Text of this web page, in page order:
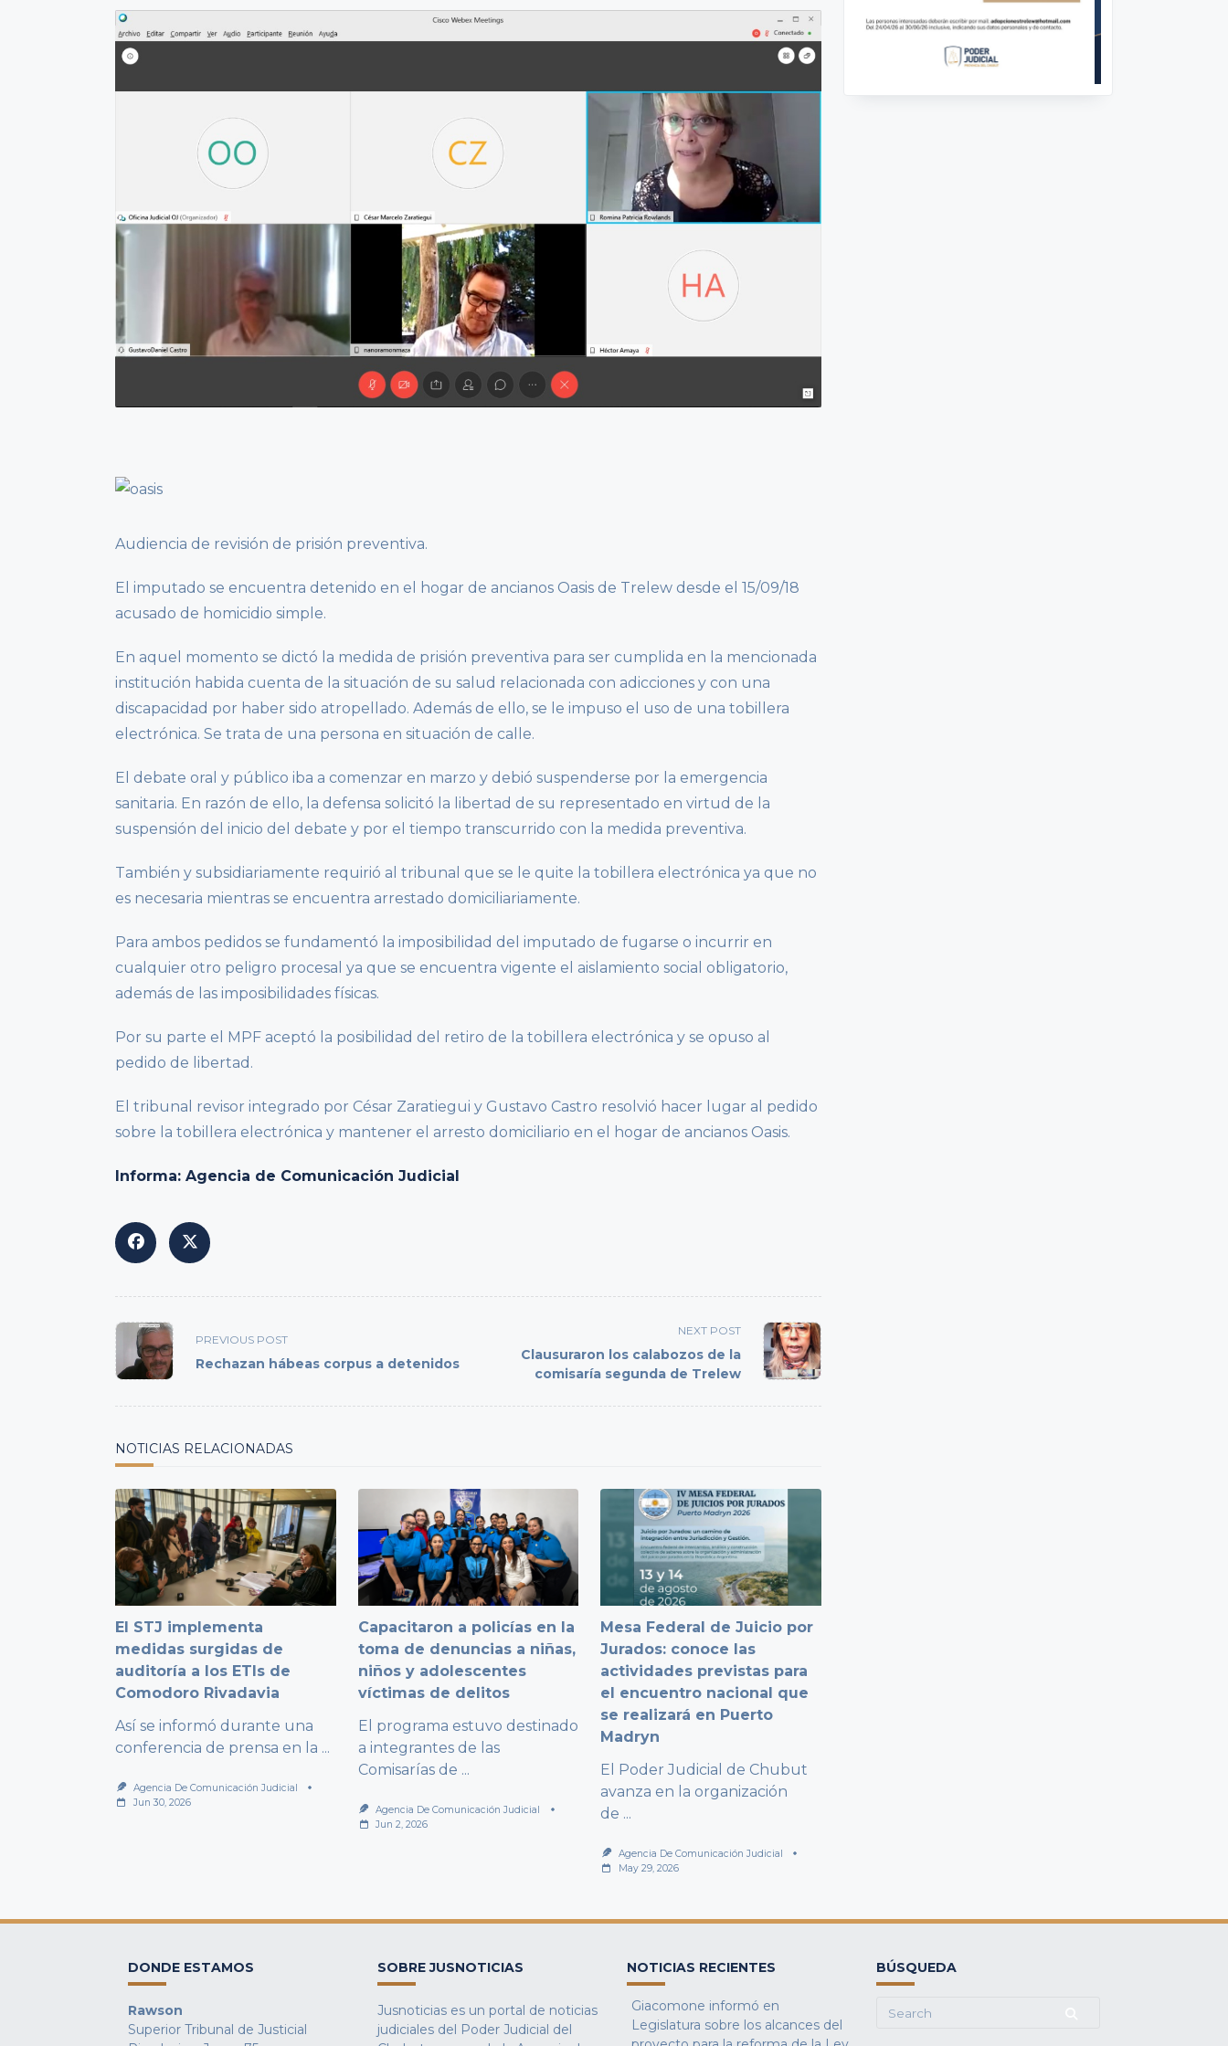
Audiencia de revisión de prisión preventiva.
El imputado se encuentra detenido en el hogar de ancianos Oasis de Trelew desde el 15/09/18
acusado de homicidio simple.
En aquel momento se dictó la medida de prisión preventiva para ser cumplida en la mencionada
institución habida cuenta de la situación de su salud relacionada con adicciones y con una
discapacidad por haber sido atropellado. Además de ello, se le impuso el uso de una tobillera
electrónica. Se trata de una persona en situación de calle.
El debate oral y público iba a comenzar en marzo y debió suspenderse por la emergencia
sanitaria. En razón de ello, la defensa solicitó la libertad de su representado en virtud de la
suspensión del inicio del debate y por el tiempo transcurrido con la medida preventiva.
También y subsidiariamente requirió al tribunal que se le quite la tobillera electrónica ya que no
es necesaria mientras se encuentra arrestado domiciliariamente.
Para ambos pedidos se fundamentó la imposibilidad del imputado de fugarse o incurrir en
cualquier otro peligro procesal ya que se encuentra vigente el aislamiento social obligatorio,
además de las imposibilidades físicas.
Por su parte el MPF aceptó la posibilidad del retiro de la tobillera electrónica y se opuso al
pedido de libertad.
El tribunal revisor integrado por César Zaratiegui y Gustavo Castro resolvió hacer lugar al pedido
sobre la tobillera electrónica y mantener el arresto domiciliario en el hogar de ancianos Oasis.
Informa: Agencia de Comunicación Judicial
<span
class="nav-
subtitle
PREVIOUS POST
Rechazan hábeas corpus a detenidos
NEXT POST
Clausuraron los calabozos de la
comisaría segunda de Trelew
NOTICIAS RELACIONADAS
El STJ implementa
medidas surgidas de
auditoría a los ETIs de
Comodoro Rivadavia
Así se informó durante una
conferencia de prensa en la ...
Agencia De Comunicación Judicial
Jun 30, 2026
Capacitaron a policías en la
toma de denuncias a niñas,
niños y adolescentes
víctimas de delitos
El programa estuvo destinado
a integrantes de las
Comisarías de ...
Agencia De Comunicación Judicial
Jun 2, 2026
Mesa Federal de Juicio por
Jurados: conoce las
actividades previstas para
el encuentro nacional que
se realizará en Puerto
Madryn
El Poder Judicial de Chubut
avanza en la organización
de ...
Agencia De Comunicación Judicial
May 29, 2026
DONDE ESTAMOS
Rawson
Superior Tribunal de Justicial
SOBRE JUSNOTICIAS
Jusnoticias es un portal de noticias
judiciales del Poder Judicial del
NOTICIAS RECIENTES
Giacomone informó en
Legislatura sobre los alcances del
BÚSQUEDA
Search